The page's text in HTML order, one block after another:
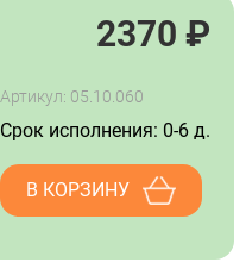
2370 ₽
Артикул: 05.10.060
Срок исполнения: 0-6 д.
В КОРЗИНУ